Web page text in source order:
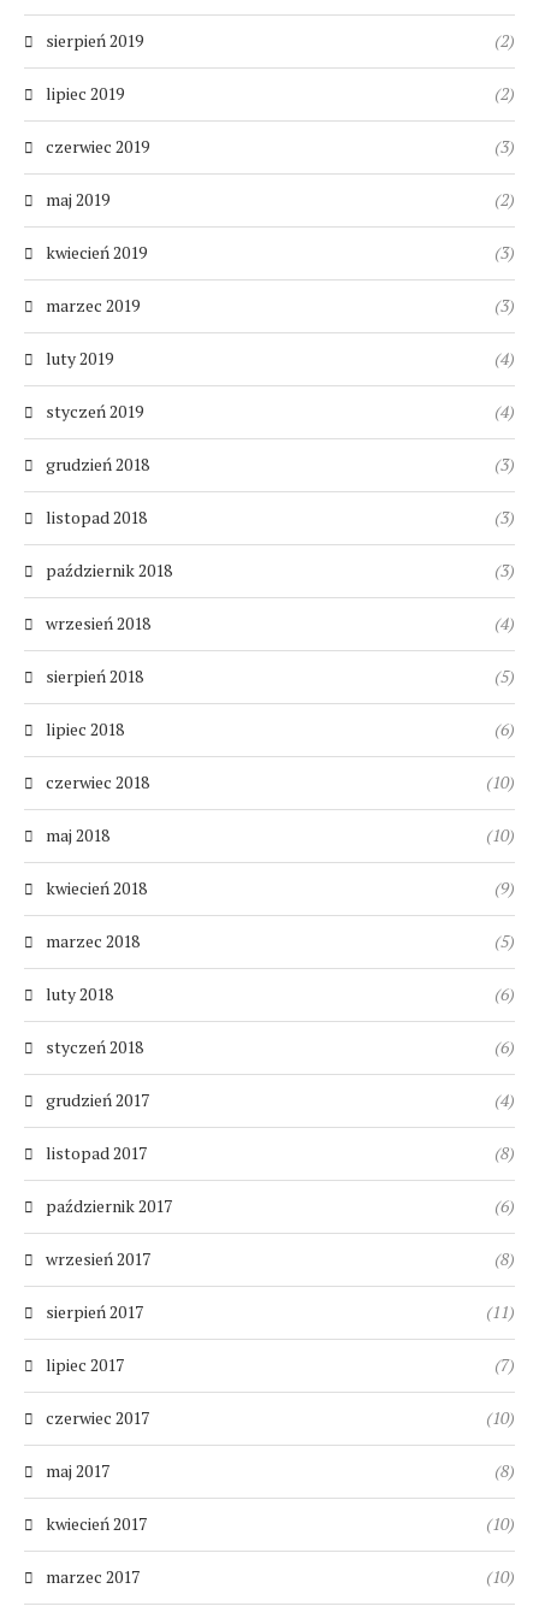
sierpień 2019 (2)
lipiec 2019 (2)
czerwiec 2019 (3)
maj 2019 (2)
kwiecień 2019 (3)
marzec 2019 (3)
luty 2019 (4)
styczeń 2019 (4)
grudzień 2018 (3)
listopad 2018 (3)
październik 2018 (3)
wrzesień 2018 (4)
sierpień 2018 (5)
lipiec 2018 (6)
czerwiec 2018 (10)
maj 2018 (10)
kwiecień 2018 (9)
marzec 2018 (5)
luty 2018 (6)
styczeń 2018 (6)
grudzień 2017 (4)
listopad 2017 (8)
październik 2017 (6)
wrzesień 2017 (8)
sierpień 2017 (11)
lipiec 2017 (7)
czerwiec 2017 (10)
maj 2017 (8)
kwiecień 2017 (10)
marzec 2017 (10)